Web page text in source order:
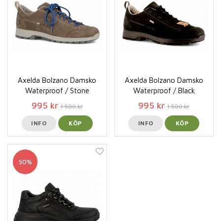
Axelda Bolzano Damsko
Waterproof / Stone
995 kr 1 500 kr
INFO KÖP
Axelda Bolzano Damsko
Waterproof / Black
995 kr 1 500 kr
INFO KÖP
50%